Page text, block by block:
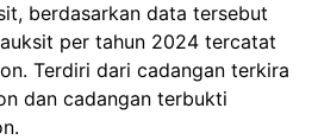
berdasarkan data tersebut
per tahun 2024 tercatat
Terdiri dari cadangan terkira
dan cadangan terbukti